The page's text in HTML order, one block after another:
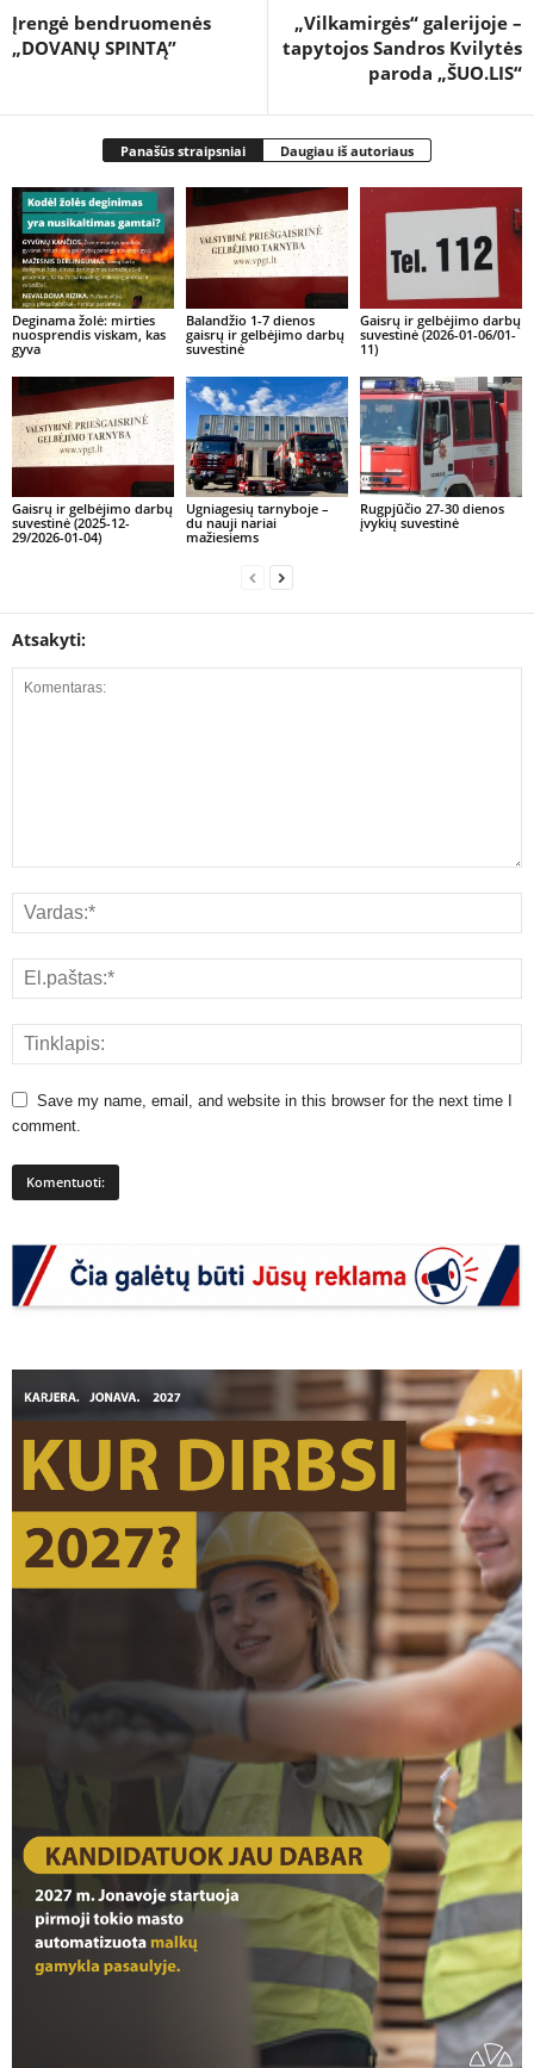
Įrengė bendruomenės
„DOVANŲ SPINTĄ”
„Vilkamirgės“ galerijoje –
tapytojos Sandros Kvilytės
paroda „ŠUO.LIS“
Panašūs straipsniai Daugiau iš autoriaus
Deginama žolė: mirties
nuosprendis viskam, kas
gyva
Balandžio 1-7 dienos
gaisrų ir gelbėjimo darbų
suvestinė
Gaisrų ir gelbėjimo darbų
suvestinė (2026-01-06/01-
11)
Gaisrų ir gelbėjimo darbų
suvestinė (2025-12-
29/2026-01-04)
Ugniagesių tarnyboje –
du nauji nariai
mažiesiems
Rugpjūčio 27-30 dienos
įvykių suvestinė
Atsakyti:
Save my name, email, and website in this browser for the next time I
comment.